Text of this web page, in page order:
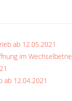
ab 12.05.2021
im
ab 12.04.2021